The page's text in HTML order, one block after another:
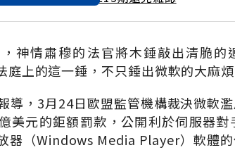
，神情肅穆的法官將木錘敲出清脆
上的這一錘，不只錘出微軟的大麻
導，3月24日歐盟監管機構裁決微軟
美元的鉅額罰款，公開利於伺服器
器（Windows Media Player）軟體的